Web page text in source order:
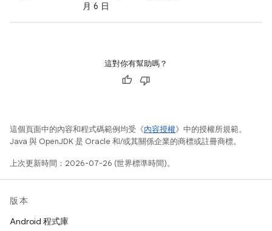
月 6 日
這對你有幫助嗎？
這個頁面中的內容和程式碼範例均受《內容授權》中的授權所規範。
Java 與 OpenJDK 是 Oracle 和/或其關係企業的商標或註冊商標。
上次更新時間：2026-07-26 (世界標準時間)。
版本
Android 程式庫